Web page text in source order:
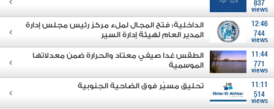
837
views
12:46
744
views
الداخلية: فتح المجال لملء مركز رئيس مجلس إدارة
المدير العام لهيئة إدارة السير
11:44
771
views
الطقس غدا صيفي معتاد والحرارة ضمن معدلاتها
الموسمية
11:11
514
views
تحليق مسيّر فوق الضاحية الجنوبية